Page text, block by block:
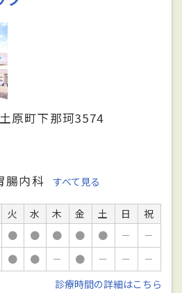
原町下那珂3574
腸内科 すべて見る
火 水 木 金 土 日
祝
● ● ● ● ● －
－
● ● － ● － －
－
診療時間の詳細はこちら